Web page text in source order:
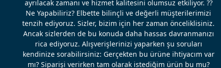
ayrılacak zamanı ve hizmet kalitesini olumsuz etkiliyor. ??
Ne Yapabiliriz? Elbette bilinçli ve değerli müşterilerimizi
tenzih ediyoruz. Sizler, bizim için her zaman önceliklisiniz.
Ancak sizlerden de bu konuda daha hassas davranmanızı
rica ediyoruz. Alışverişlerinizi yaparken şu soruları
kendinize sorabilirsiniz: Gerçekten bu ürüne ihtiyacım var
mı? Siparişi verirken tam olarak istediğim ürün bu mu?